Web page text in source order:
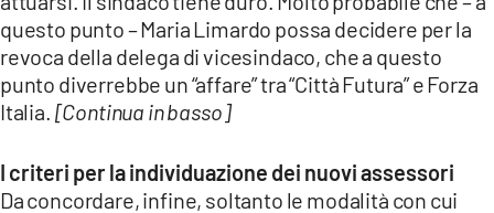
questo punto – Maria Limardo possa decidere per la
revoca della delega di vicesindaco, che a questo
punto diverrebbe un “affare” tra “Città Futura” e Forza
Italia. [Continua in basso]
I criteri per la individuazione dei nuovi assessori
Da concordare, infine, soltanto le modalità con cui